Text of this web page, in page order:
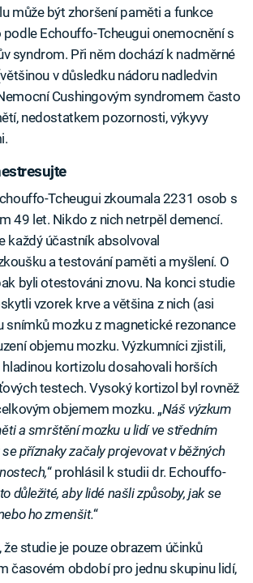
může být zhoršení paměti a funkce
podle Echouffo-Tcheugui onemocnění s
syndrom. Při něm dochází k nadměrné
v důsledku nádoru nadledvin
Cushingovým syndromem často
nedostatkem pozornosti, výkyvy
Tcheugui zkoumala 2231 osob s
49 let. Nikdo z nich netrpěl demencí.
každý účastník absolvoval
a testování paměti a myšlení. O
byli otestováni znovu. Na konci studie
vzorek krve a většina z nich (asi
snímků mozku z magnetické rezonance
objemu mozku. Výzkumníci zjistili,
kortizolu dosahovali horších
testech. Vysoký kortizol byl rovněž
objemem mozku. „Náš výzkum
a smrštění mozku u lidí ve středním
příznaky začaly projevovat v běžných
“ prohlásil k studii dr. Echouffo-
důležité, aby lidé našli způsoby, jak se
ho zmenšit.“
studie je pouze obrazem účinků
časovém období pro jednu skupinu lidí,